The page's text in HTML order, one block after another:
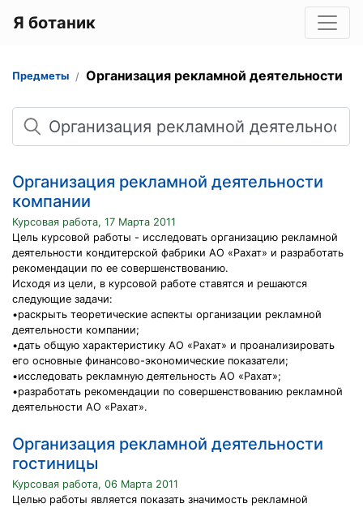
Я ботаник
Предметы Организация рекламной деятельности
Поиск
Организация рекламной деятельности
компании
Курсовая работа, 17 Марта 2011
Цель курсовой работы - исследовать организацию рекламной
деятельности кондитерской фабрики АО «Рахат» и разработать
рекомендации по ее совершенствованию.
Исходя из цели, в курсовой работе ставятся и решаются
следующие задачи:
•раскрыть теоретические аспекты организации рекламной
деятельности компании;
•дать общую характеристику АО «Рахат» и проанализировать
его основные финансово-экономические показатели;
•исследовать рекламную деятельность АО «Рахат»;
•разработать рекомендации по совершенствованию рекламной
деятельности АО «Рахат».
Организация рекламной деятельности
гостиницы
Курсовая работа, 06 Марта 2011
Целью работы является показать значимость рекламной